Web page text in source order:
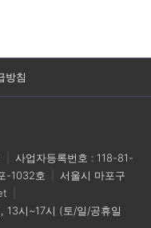
방침
사업자등록번호 : 118-81-
-1032호
서울시 마포구
13시~17시 (토/일/공휴일